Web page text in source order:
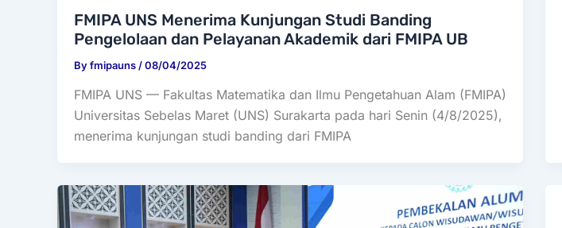
FMIPA UNS Menerima Kunjungan Studi Banding
Pengelolaan dan Pelayanan Akademik dari FMIPA UB
Byfmipauns /08/04/2025
FMIPA UNS — Fakultas Matematika dan Ilmu Pengetahuan Alam (FMIPA)
Universitas Sebelas Maret (UNS) Surakarta pada hari Senin (4/8/2025),
menerima kunjungan studi banding dari FMIPA